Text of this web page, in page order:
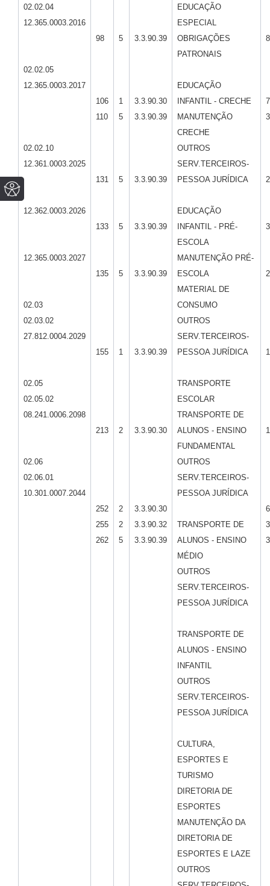
02.02.04
12.365.0003.2016
02.02.05
12.365.0003.2017
02.02.10
12.361.0003.2025
12.362.0003.2026
12.365.0003.2027
02.03
02.03.02
27.812.0004.2029
02.05
02.05.02
08.241.0006.2098
02.06
02.06.01
10.301.0007.2044
98
106
110
131
133
135
155
213
252
255
262
5
1
5
5
5
5
1
2
2
2
5
3.3.90.39
3.3.90.30
3.3.90.39
3.3.90.39
3.3.90.39
3.3.90.39
3.3.90.39
3.3.90.30
3.3.90.30
3.3.90.32
3.3.90.39
EDUCAÇÃO
ESPECIAL
OBRIGAÇÕES
PATRONAIS
EDUCAÇÃO
INFANTIL - CRECHE
MANUTENÇÃO
CRECHE
OUTROS
SERV.TERCEIROS-
PESSOA JURÍDICA
EDUCAÇÃO
INFANTIL - PRÉ-
ESCOLA
MANUTENÇÃO PRÉ-
ESCOLA
MATERIAL DE
CONSUMO
OUTROS
SERV.TERCEIROS-
PESSOA JURÍDICA
TRANSPORTE
ESCOLAR
TRANSPORTE DE
ALUNOS - ENSINO
FUNDAMENTAL
OUTROS
SERV.TERCEIROS-
PESSOA JURÍDICA
TRANSPORTE DE
ALUNOS - ENSINO
MÉDIO
OUTROS
SERV.TERCEIROS-
PESSOA JURÍDICA
TRANSPORTE DE
ALUNOS - ENSINO
INFANTIL
OUTROS
SERV.TERCEIROS-
PESSOA JURÍDICA
CULTURA,
ESPORTES E
TURISMO
DIRETORIA DE
ESPORTES
MANUTENÇÃO DA
DIRETORIA DE
ESPORTES E LAZE
OUTROS